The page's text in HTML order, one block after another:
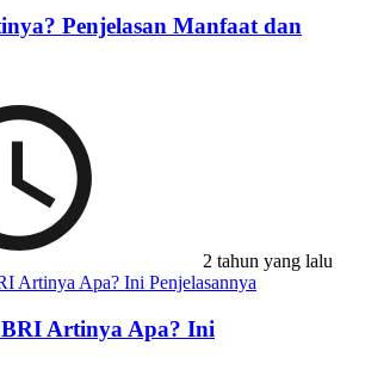
Penjelasan Manfaat dan
2 tahun yang lalu
Artinya Apa? Ini